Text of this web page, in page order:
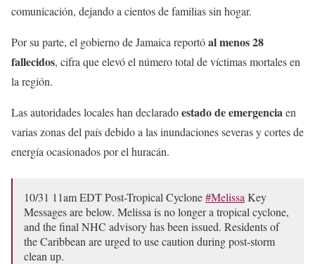
comunicación, dejando a cientos de familias sin hogar.
Por su parte, el gobierno de Jamaica reportóal menos 28
fallecidos, cifra que elevó el número total de víctimas mortales en
la región.
Las autoridades locales han declaradoestado de emergenciaen
varias zonas del país debido a las inundaciones severas y cortes de
energía ocasionados por el huracán.
10/31 11am EDT Post-Tropical Cyclone#Melissa Key
Messages are below. Melissa is no longer a tropical cyclone,
and the final NHC advisory has been issued. Residents of
the Caribbean are urged to use caution during post-storm
clean up.